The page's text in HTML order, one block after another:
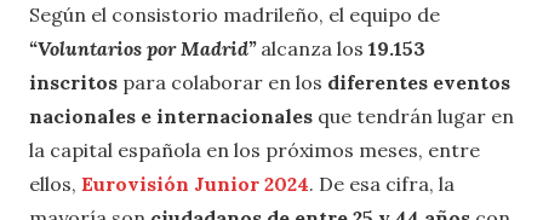
Según el consistorio madrileño, el equipo de
“Voluntarios por Madrid”alcanza los 19.153
inscritos para colaborar en los diferentes eventos
nacionales e internacionales que tendrán lugar en
la capital española en los próximos meses, entre
ellos, Eurovisión Junior 2024. De esa cifra, la